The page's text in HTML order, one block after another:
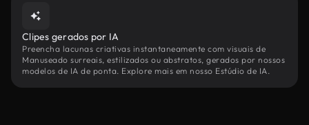
Clipes gerados por IA
Preencha lacunas criativas instantaneamente com visuais de
Manuseado surreais, estilizados ou abstratos, gerados por nossos
modelos de IA de ponta. Explore mais em nosso Estúdio de IA.